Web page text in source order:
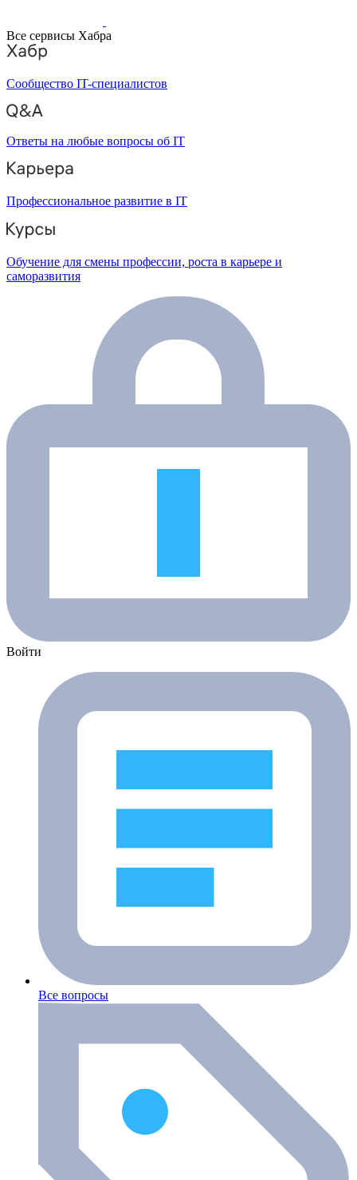
Все сервисы Хабра
Сообщество IT-специалистов
Ответы на любые вопросы об IT
Профессиональное развитие в IT
Обучение для смены профессии, роста в карьере и
саморазвития
Войти
Все вопросы